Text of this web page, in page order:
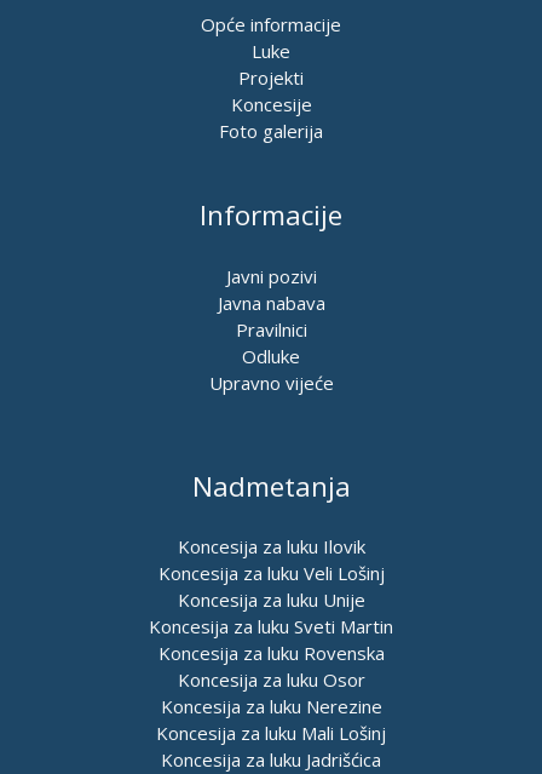
Opće informacije
Luke
Projekti
Koncesije
Foto galerija
Informacije
Javni pozivi
Javna nabava
Pravilnici
Odluke
Upravno vijeće
Nadmetanja
Koncesija za luku Ilovik
Koncesija za luku Veli Lošinj
Koncesija za luku Unije
Koncesija za luku Sveti Martin
Koncesija za luku Rovenska
Koncesija za luku Osor
Koncesija za luku Nerezine
Koncesija za luku Mali Lošinj
Koncesija za luku Jadrišćica